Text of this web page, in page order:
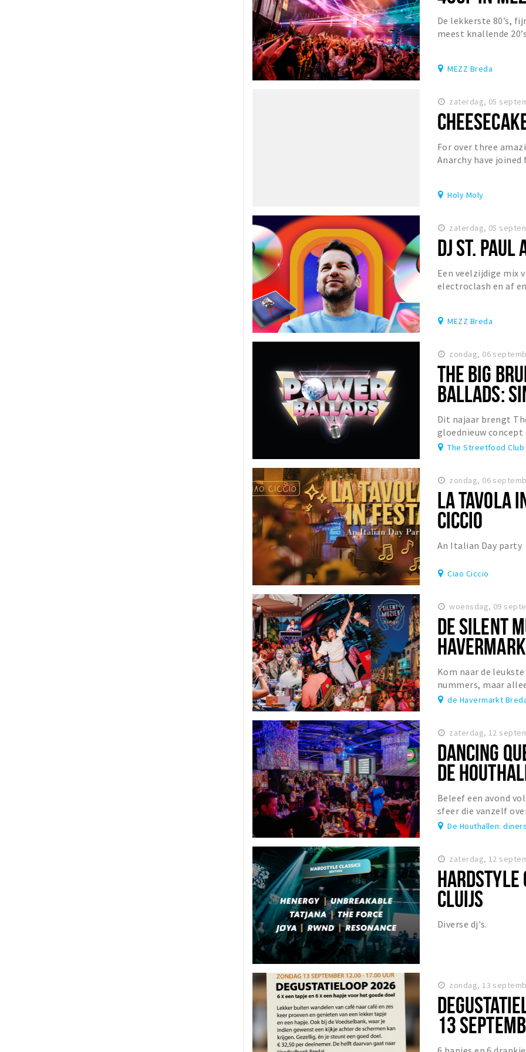
De lekkerste 80’s,
meest knallende
MEZZ Breda
zaterdag, 05
For over three
Anarchy have
Holy Moly
zaterdag, 05
DJ ST. PAUL
Een veelzijdige mix
electroclash en af
MEZZ Breda
zondag, 06
THE BIG
BALLADS:
Dit najaar brengt
gloednieuw concept
Ballads: Sing Your
The Streetfood Club
zondag, 06
LA TAVOLA
CICCIO
An Italian Day party
Ciao Ciccio
woensdag, 09
DE SILENT
Kom naar de
nummers, maar
meezingen terwijl je
de Havermarkt
zaterdag, 12
DANCING
DE
Beleef een avond
sfeer die vanzelf
naar meezingen en
De Houthallen:
zaterdag, 12
HARDSTYLE
CLUIJS
Diverse dj's.
zondag, 13
13